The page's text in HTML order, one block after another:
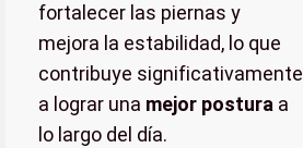
fortalecer las piernas y
mejora la estabilidad, lo que
contribuye significativamente
a lograr una mejor postura a
lo largo del día.